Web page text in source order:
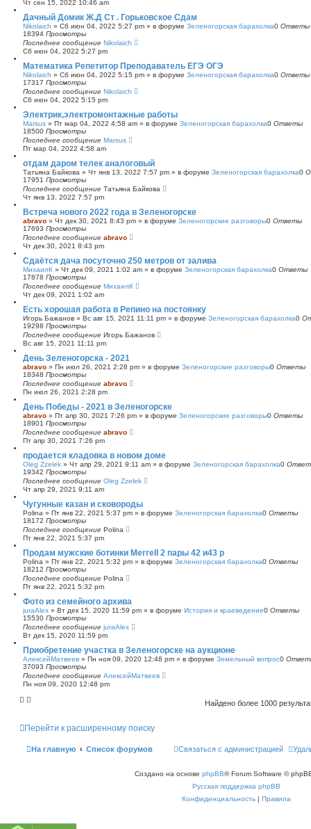
Чт сен 15, 2022 10:46 am
Дачный Домик Ж.Д Ст . Горьковское Сдам
Nikolaich » Сб июн 04, 2022 5:27 pm » в форуме Зеленогорская барахолка0 Ответы
18394 Просмотры
Последнее сообщение Nikolaich
Сб июн 04, 2022 5:27 pm
Математика Репетитор Преподаватель ЕГЭ ОГЭ
Nikolaich » Сб июн 04, 2022 5:15 pm » в форуме Зеленогорская барахолка0 Ответы
17317 Просмотры
Последнее сообщение Nikolaich
Сб июн 04, 2022 5:15 pm
Электрик,электромонтажные работы
Marsus » Пт мар 04, 2022 4:58 am » в форуме Зеленогорская барахолка0 Ответы
18500 Просмотры
Последнее сообщение Marsus
Пт мар 04, 2022 4:58 am
отдам даром телек аналоговый
Татьяна Байкова » Чт янв 13, 2022 7:57 pm » в форуме Зеленогорская барахолка0
17951 Просмотры
Последнее сообщение Татьяна Байкова
Чт янв 13, 2022 7:57 pm
Встреча нового 2022 года в Зеленогорске
abravo » Чт дек 30, 2021 8:43 pm » в форуме Зеленогорские разговоры0 Ответы
17693 Просмотры
Последнее сообщение abravo
Чт дек 30, 2021 8:43 pm
Сдаётся дача посуточно 250 метров от залива
МихаилК » Чт дек 09, 2021 1:02 am » в форуме Зеленогорская барахолка0 Ответы
17878 Просмотры
Последнее сообщение МихаилК
Чт дек 09, 2021 1:02 am
Есть хорошая работа в Репино на постоянку
Игорь Бажанов » Вс авг 15, 2021 11:11 pm » в форуме Зеленогорская барахолка0
19298 Просмотры
Последнее сообщение Игорь Бажанов
Вс авг 15, 2021 11:11 pm
День Зеленогорска - 2021
abravo » Пн июл 26, 2021 2:28 pm » в форуме Зеленогорские разговоры0 Ответы
18348 Просмотры
Последнее сообщение abravo
Пн июл 26, 2021 2:28 pm
День Победы - 2021 в Зеленогорске
abravo » Пт апр 30, 2021 7:26 pm » в форуме Зеленогорские разговоры0 Ответы
18901 Просмотры
Последнее сообщение abravo
Пт апр 30, 2021 7:26 pm
продается кладовка в новом доме
Oleg Zzelek » Чт апр 29, 2021 9:11 am » в форуме Зеленогорская барахолка0
19342 Просмотры
Последнее сообщение Oleg Zzelek
Чт апр 29, 2021 9:11 am
Чугунные казан и сковороды
Polina » Пт янв 22, 2021 5:37 pm » в форуме Зеленогорская барахолка0 Ответы
18172 Просмотры
Последнее сообщение Polina
Пт янв 22, 2021 5:37 pm
Продам мужские ботинки Merrell 2 пары 42 и43 р
Polina » Пт янв 22, 2021 5:32 pm » в форуме Зеленогорская барахолка0 Ответы
18212 Просмотры
Последнее сообщение Polina
Пт янв 22, 2021 5:32 pm
Фото из семейного архива
juraAlex » Вт дек 15, 2020 11:59 pm » в форуме История и краеведение0 Ответы
15530 Просмотры
Последнее сообщение juraAlex
Вт дек 15, 2020 11:59 pm
Приобретение участка в Зеленогорске на аукционе
АлексейМатвеев » Пн ноя 09, 2020 12:48 pm » в форуме Земельный вопрос0
37093 Просмотры
Последнее сообщение АлексейМатвеев
Пн ноя 09, 2020 12:48 pm
Найдено более 1000
Перейти к расширенному поиску
На главную Список форумов Связаться с администрацией
Создано на основе phpBB® Forum Software ©
Русская поддержка phpBB
Конфиденциальность | Правила